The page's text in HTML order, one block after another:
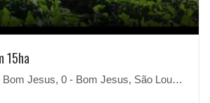
15ha
Jesus, 0 - Bom Jesus, São Lourenço do Sul-RS